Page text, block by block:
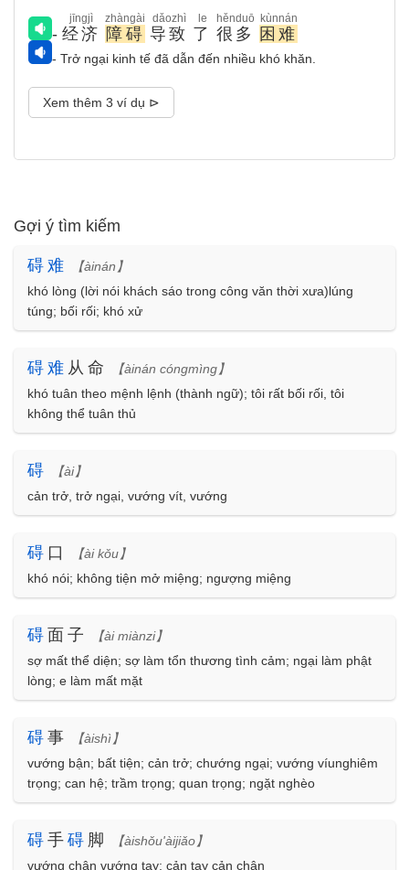
- 经济
jīngjì
障碍
zhàngài
导致
dǎozhì
了
le
很多
hěnduō
困难
kùnnán
- Trở ngại kinh tế đã dẫn đến nhiều khó khăn.
Xem thêm 3 ví dụ ⊳
Gợi ý tìm kiếm
碍 难
【àinán】
khó lòng (lời nói khách sáo trong công văn thời xưa)lúng
túng; bối rối; khó xử
碍 难 从命
【àinán cóngmìng】
khó tuân theo mệnh lệnh (thành ngữ); tôi rất bối rối, tôi
không thể tuân thủ
碍
【ài】
cản trở, trở ngại, vướng vít, vướng
碍 口
【ài kǒu】
khó nói; không tiện mở miệng; ngượng miệng
碍 面子
【ài miànzi】
sợ mất thể diện; sợ làm tổn thương tình cảm; ngại làm phật
lòng; e làm mất mặt
碍 事
【àishì】
vướng bận; bất tiện; cản trở; chướng ngại; vướng víunghiêm
trọng; can hệ; trầm trọng; quan trọng; ngặt nghèo
碍 手 碍 脚
【àishǒu'àijiǎo】
vướng chân vướng tay; cản tay cản chân